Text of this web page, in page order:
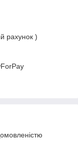
рахунок )